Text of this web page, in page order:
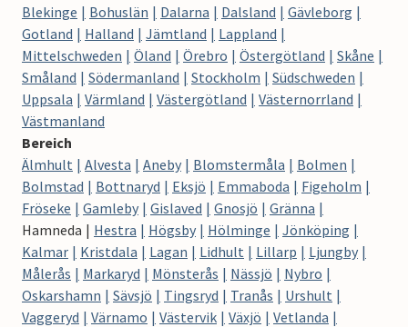
Blekinge
Bohuslän Dalarna Dalsland
Gävleborg
Gotland
Halland Jämtland
Lappland
Mittelschweden
Öland Örebro Östergötland
Skåne
Småland
Södermanland Stockholm
Südschweden
Uppsala
Värmland Västergötland
Västernorrland
Västmanland
Bereich
Älmhult
Alvesta Aneby Blomstermåla
Bolmen
Bolmstad
Bottnaryd Eksjö Emmaboda
Figeholm
Fröseke
Gamleby Gislaved Gnosjö
Gränna
Hamneda
Hestra Högsby Hölminge
Jönköping
Kalmar
Kristdala Lagan Lidhult Lillarp
Ljungby
Målerås
Markaryd Mönsterås Nässjö
Nybro
Oskarshamn
Sävsjö Tingsryd Tranås
Urshult
Vaggeryd
Värnamo Västervik Växjö
Vetlanda